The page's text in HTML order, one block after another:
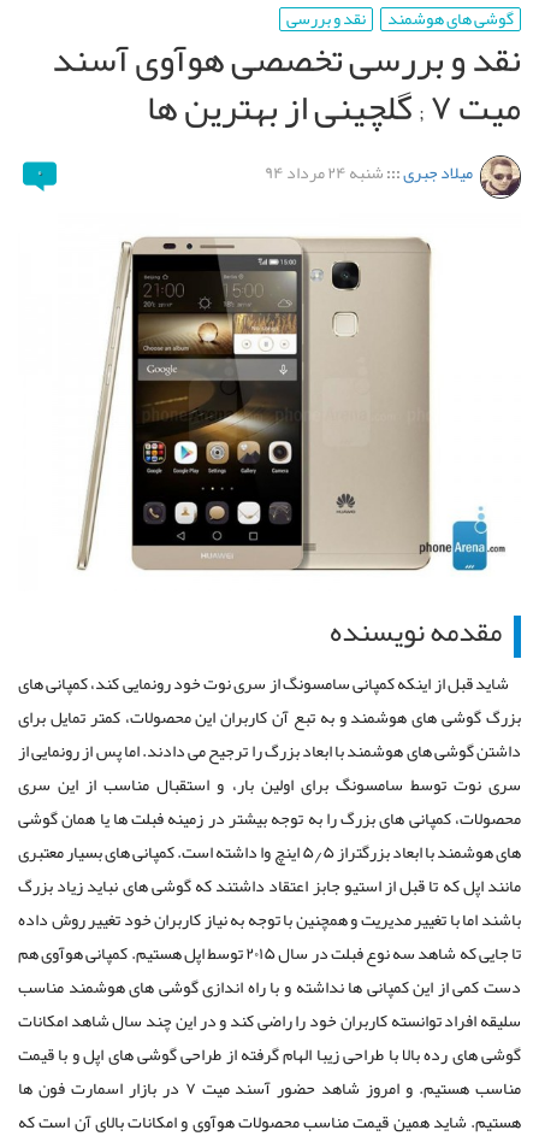
گوشی های هوشمند نقد و بررسی
نقد و بررسی تخصصی هوآوی آسند
میت ۷ ; گلچینی از بهترین ها
میلاد جبری:::شنبه ۲۴ مرداد ۹۴ ۰
مقدمه نویسنده
شاید قبل از اینکه کمپانی سامسونگ از سری نوت خود رونمایی کند، کمپانی های
بزرگ گوشی های هوشمند و به تبع آن کاربران این محصولات، کمتر تمایل برای
داشتن گوشی های هوشمند با ابعاد بزرگ را ترجیح می دادند. اما پس از رونمایی از
سری نوت توسط سامسونگ برای اولین بار، و استقبال مناسب از این سری
محصولات، کمپانی های بزرگ را به توجه بیشتر در زمینه فبلت ها یا همان گوشی
های هوشمند با ابعاد بزرگتراز ۵٫۵ اینچ وا داشته است. کمپانی های بسیار معتبری
مانند اپل که تا قبل از استیو جابز اعتقاد داشتند که گوشی های نباید زیاد بزرگ
باشند اما با تغییر مدیریت و همچنین با توجه به نیاز کاربران خود تغییر روش داده
تا جایی که شاهد سه نوع فبلت در سال ۲۰۱۵ توسط اپل هستیم. کمپانی هوآوی هم
دست کمی از این کمپانی ها نداشته و با راه اندازی گوشی های هوشمند مناسب
سلیقه افراد توانسته کاربران خود را راضی کند و در این چند سال شاهد امکانات
گوشی های رده بالا با طراحی زیبا الهام گرفته از طراحی گوشی های اپل و با قیمت
مناسب هستیم. و امروز شاهد حضور آسند میت ۷ در بازار اسمارت فون ها
هستیم. شاید همین قیمت مناسب محصولات هوآوی و امکانات بالای آن است که